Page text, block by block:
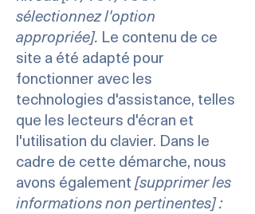
sélectionnez l'option
appropriée]. Le contenu de ce
site a été adapté pour
fonctionner avec les
technologies d'assistance, telles
que les lecteurs d'écran et
l'utilisation du clavier. Dans le
cadre de cette démarche, nous
avons également[supprimer les
informations non pertinentes] :